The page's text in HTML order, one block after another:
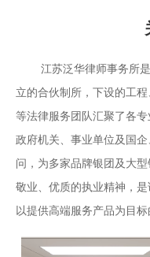
江苏泛华律师事务所
立的合伙制所，下设的工
等法律服务团队汇聚了各
政府机关、事业单位及国
问，为多家品牌银团及大
敬业、优质的执业精神，
以提供高端服务产品为目标